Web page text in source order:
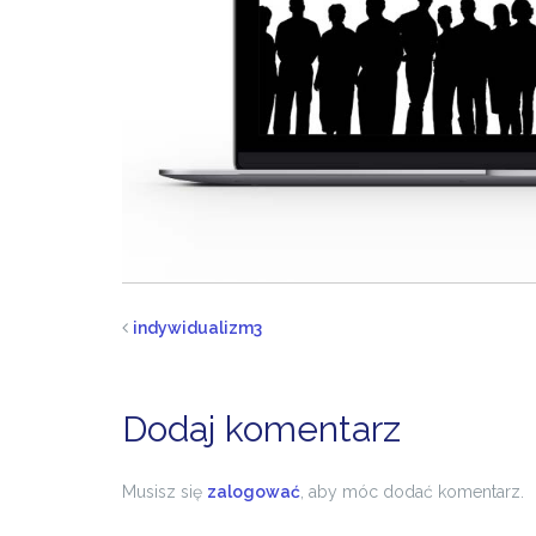
indywidualizm3
Dodaj komentarz
Musisz się zalogować , aby móc dodać komentarz.